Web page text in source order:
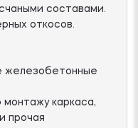
составами.
откосов.
железобетонные
монтажу каркаса,
прочая